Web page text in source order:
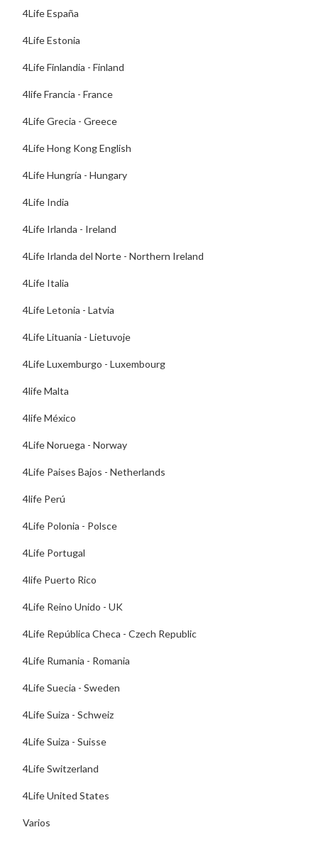
4Life España
4Life Estonia
4Life Finlandia - Finland
4life Francia - France
4Life Grecia - Greece
4Life Hong Kong English
4Life Hungría - Hungary
4Life India
4Life Irlanda - Ireland
4Life Irlanda del Norte - Northern Ireland
4Life Italia
4Life Letonia - Latvia
4Life Lituania - Lietuvoje
4Life Luxemburgo - Luxembourg
4life Malta
4life México
4Life Noruega - Norway
4Life Paises Bajos - Netherlands
4life Perú
4Life Polonia - Polsce
4Life Portugal
4life Puerto Rico
4Life Reino Unido - UK
4Life República Checa - Czech Republic
4Life Rumania - Romania
4Life Suecia - Sweden
4Life Suiza - Schweiz
4Life Suiza - Suisse
4Life Switzerland
4Life United States
Varios